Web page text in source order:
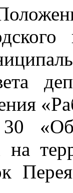
«Об